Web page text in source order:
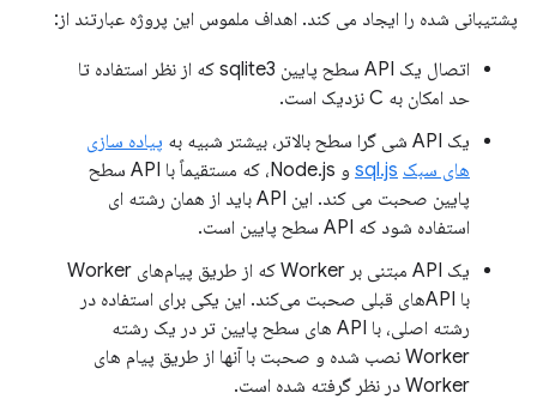
پشتیبانی شده را ایجاد می کند. اهداف ملموس این پروژه عبارتند از:
اتصال یک API سطح پایین sqlite3 که از نظر استفاده تا
حد امکان به C نزدیک است.
یک API شی گرا سطح بالاتر، بیشتر شبیه به
پیاده سازی
های سبک sql.js
و Node.js، که مستقیماً با API سطح
پایین صحبت می کند. این API باید از همان رشته ای
استفاده شود که API سطح پایین است.
یک API مبتنی بر Worker که از طریق پیام‌های Worker
با APIهای قبلی صحبت می‌کند. این یکی برای استفاده در
رشته اصلی، با API های سطح پایین تر در یک رشته
Worker نصب شده و صحبت با آنها از طریق پیام های
Worker در نظر گرفته شده است.